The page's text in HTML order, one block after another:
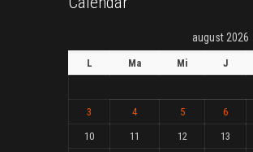
august 2026
L Ma Mi J
3
4 5 6
10
11 12 13